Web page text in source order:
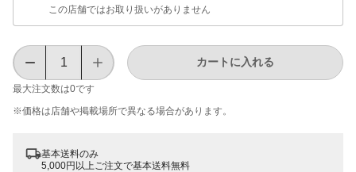
この店舗ではお取り扱いがありません
最大注文数は0です
カートに入れる
※価格は​店舗や​掲載場所で​異なる​場合が​あります。
基本送料のみ
5,000円以上ご注文で基本送料無料